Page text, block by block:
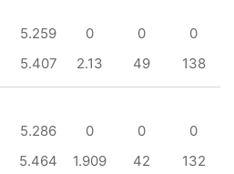
5.259 0 0
0
5.407 2.13 49 138
5.286 0 0
0
5.464 1.909 42 132